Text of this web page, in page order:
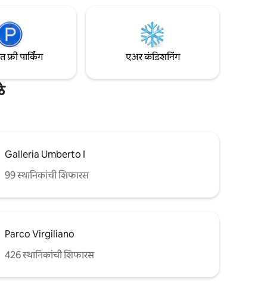
फ्री पार्किंग एअर कंडिशनिंग
Galleria Umberto I
99 स्थानिकांची शिफारस
Parco Virgiliano
426 स्थानिकांची शिफारस